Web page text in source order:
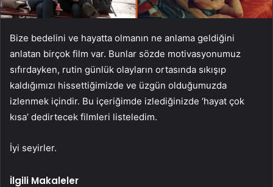
Bize bedelini ve hayatta olmanın ne anlama geldiğini
anlatan birçok film var. Bunlar sözde motivasyonumuz
sıfırdayken, rutin günlük olayların ortasında sıkışıp
kaldığımızı hissettiğimizde ve üzgün olduğumuzda
izlenmek içindir. Bu içeriğimde izlediğinizde ‘hayat çok
kısa’ dedirtecek filmleri listeledim.
İyi seyirler.
İlgili Makaleler